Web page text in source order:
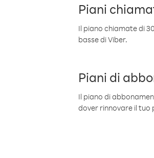
Piani
Il piano chiamate di
basse di Viber.
Piani di
Il piano di
dover rinnovare il tuo